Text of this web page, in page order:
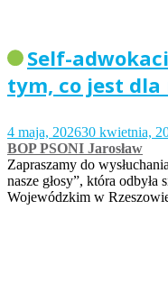
Self-
tym, co jest dla
4 maja, 202630 kwietnia,
BOP PSONI Jarosław
Zapraszamy do
nasze głosy”, która
Wojewódzkim w